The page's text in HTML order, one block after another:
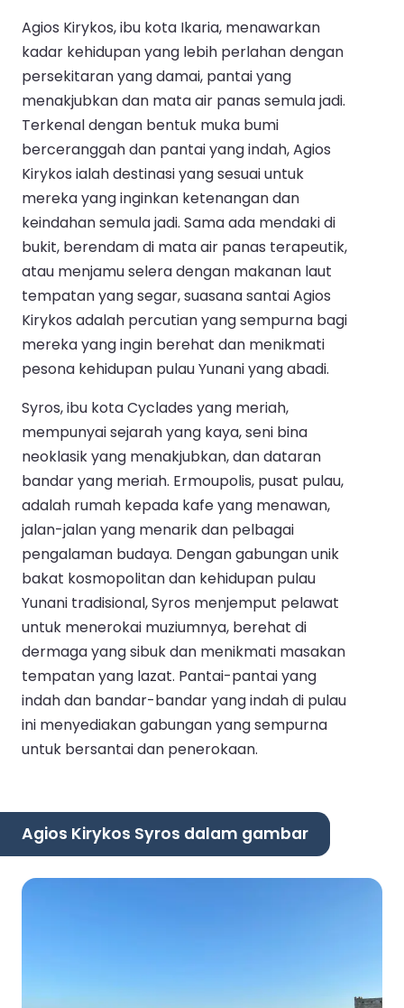
Agios Kirykos, ibu kota Ikaria, menawarkan
kadar kehidupan yang lebih perlahan dengan
persekitaran yang damai, pantai yang
menakjubkan dan mata air panas semula jadi.
Terkenal dengan bentuk muka bumi
berceranggah dan pantai yang indah, Agios
Kirykos ialah destinasi yang sesuai untuk
mereka yang inginkan ketenangan dan
keindahan semula jadi. Sama ada mendaki di
bukit, berendam di mata air panas terapeutik,
atau menjamu selera dengan makanan laut
tempatan yang segar, suasana santai Agios
Kirykos adalah percutian yang sempurna bagi
mereka yang ingin berehat dan menikmati
pesona kehidupan pulau Yunani yang abadi.
Syros, ibu kota Cyclades yang meriah,
mempunyai sejarah yang kaya, seni bina
neoklasik yang menakjubkan, dan dataran
bandar yang meriah. Ermoupolis, pusat pulau,
adalah rumah kepada kafe yang menawan,
jalan-jalan yang menarik dan pelbagai
pengalaman budaya. Dengan gabungan unik
bakat kosmopolitan dan kehidupan pulau
Yunani tradisional, Syros menjemput pelawat
untuk menerokai muziumnya, berehat di
dermaga yang sibuk dan menikmati masakan
tempatan yang lazat. Pantai-pantai yang
indah dan bandar-bandar yang indah di pulau
ini menyediakan gabungan yang sempurna
untuk bersantai dan penerokaan.
Agios Kirykos Syros dalam gambar